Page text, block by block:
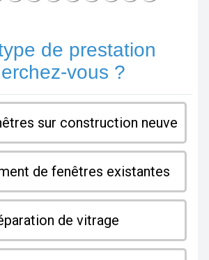
de prestation
vous ?
sur construction neuve
de fenêtres existantes
de vitrage